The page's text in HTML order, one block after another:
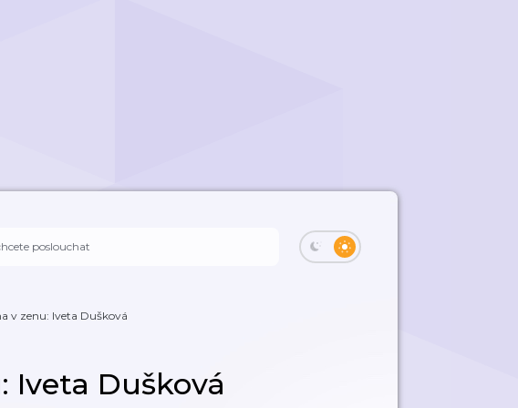
v zenu: Iveta Dušková
Iveta Dušková